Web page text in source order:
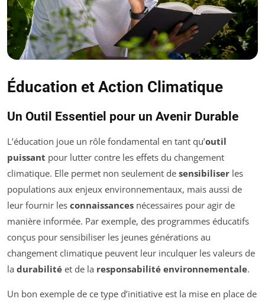
Éducation et Action Climatique
Un Outil Essentiel pour un Avenir Durable
L’éducation joue un rôle fondamental en tant qu’outil
puissant pour lutter contre les effets du changement
climatique. Elle permet non seulement de sensibiliser les
populations aux enjeux environnementaux, mais aussi de
leur fournir les connaissances nécessaires pour agir de
manière informée. Par exemple, des programmes éducatifs
conçus pour sensibiliser les jeunes générations au
changement climatique peuvent leur inculquer les valeurs de
la durabilité et de la responsabilité environnementale.
Un bon exemple de ce type d’initiative est la mise en place de